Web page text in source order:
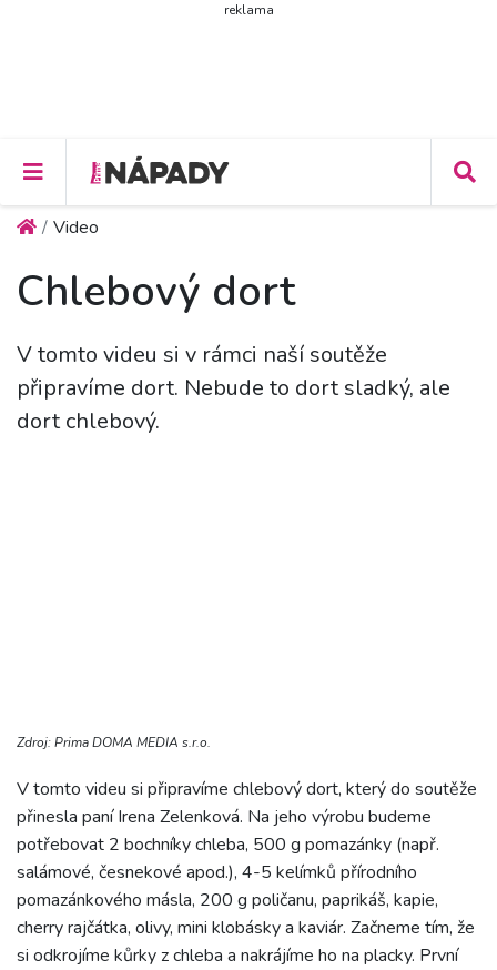
reklama
Video
Chlebový dort
V tomto videu si v rámci naší soutěže
připravíme dort. Nebude to dort sladký, ale
dort chlebový.
Zdroj: Prima DOMA MEDIA s.r.o.
V tomto videu si připravíme chlebový dort, který do soutěže
přinesla paní Irena Zelenková. Na jeho výrobu budeme
potřebovat 2 bochníky chleba, 500 g pomazánky (např.
salámové, česnekové apod.), 4-5 kelímků přírodního
pomazánkového másla, 200 g poličanu, paprikáš, kapie,
cherry rajčátka, olivy, mini klobásky a kaviár. Začneme tím, že
si odkrojíme kůrky z chleba a nakrájíme ho na placky. První